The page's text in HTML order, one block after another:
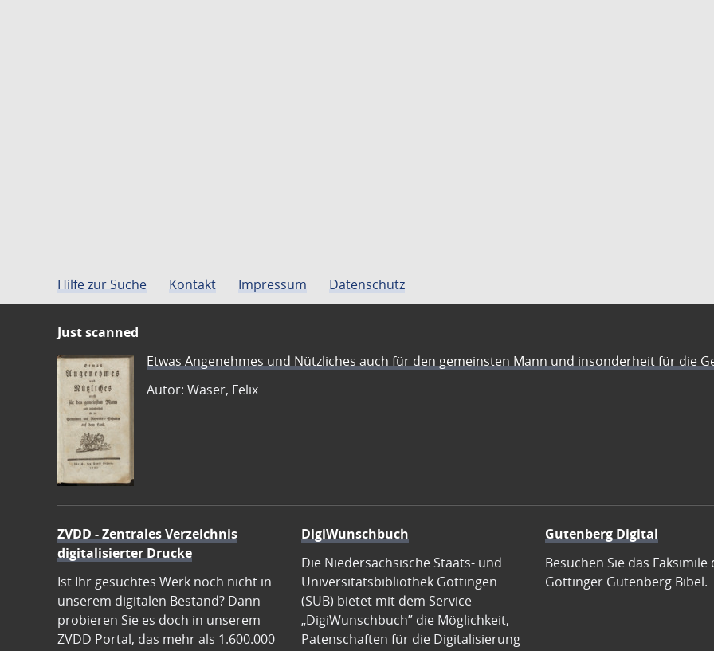
Hilfe zur Suche Kontakt Impressum Datenschutz
Just scanned
Etwas Angenehmes und Nützliches auch für den gemeinsten Mann und insonderheit für die
Autor: Waser, Felix
ZVDD - Zentrales Verzeichnis
digitalisierter Drucke
Ist Ihr gesuchtes Werk noch nicht in
unserem digitalen Bestand? Dann
probieren Sie es doch in unserem
ZVDD Portal, das mehr als 1.600.000
DigiWunschbuch
Die Niedersächsische Staats- und
Universitätsbibliothek Göttingen
(SUB) bietet mit dem Service
„DigiWunschbuch” die Möglichkeit,
Patenschaften für die Digitalisierung
Gutenberg Digital
Besuchen Sie das Faksimile
Göttinger Gutenberg Bibel.